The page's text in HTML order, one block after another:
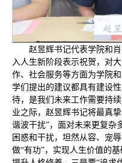
赵昱辉书记代表学院和
入人生新阶段表示祝贺，对
作、社会服务等方面为学院
学们提出的建议都具有建设
待，是我们未来工作需要持
业之际，赵昱辉书记将最真
谐波干扰”，面对未来更复杂
困惑和干扰，坦然从容、宠
做“有功”，实现人生价值的